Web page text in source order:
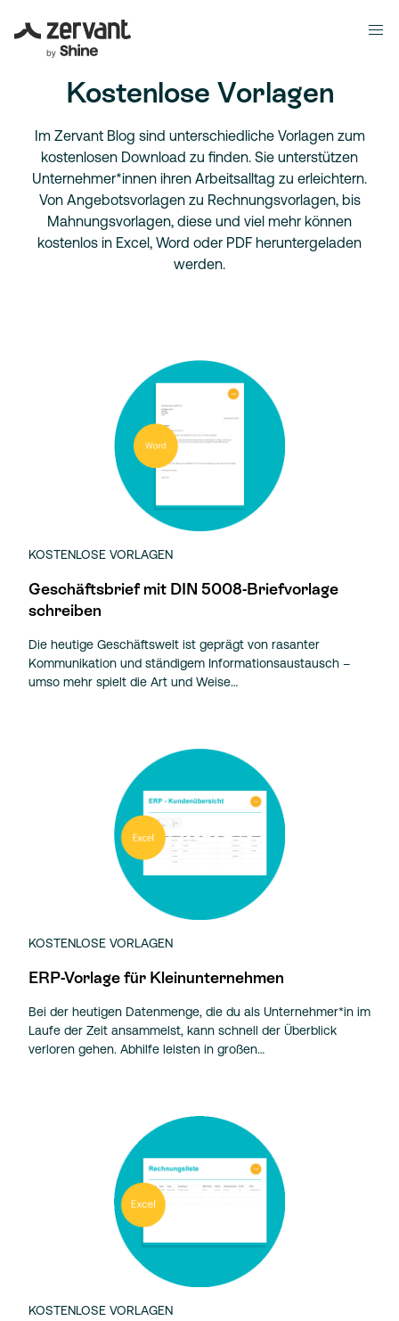
Kostenlose Vorlagen
Im Zervant Blog sind unterschiedliche Vorlagen zum
kostenlosen Download zu finden. Sie unterstützen
Unternehmer*innen ihren Arbeitsalltag zu erleichtern.
Von Angebotsvorlagen zu Rechnungsvorlagen, bis
Mahnungsvorlagen, diese und viel mehr können
kostenlos in Excel, Word oder PDF heruntergeladen
werden.
KOSTENLOSE VORLAGEN
Geschäftsbrief mit DIN 5008-Briefvorlage
schreiben
Die heutige Geschäftswelt ist geprägt von rasanter
Kommunikation und ständigem Informationsaustausch –
umso mehr spielt die Art und Weise…
KOSTENLOSE VORLAGEN
ERP-Vorlage für Kleinunternehmen
Bei der heutigen Datenmenge, die du als Unternehmer*in im
Laufe der Zeit ansammelst, kann schnell der Überblick
verloren gehen. Abhilfe leisten in großen…
KOSTENLOSE VORLAGEN